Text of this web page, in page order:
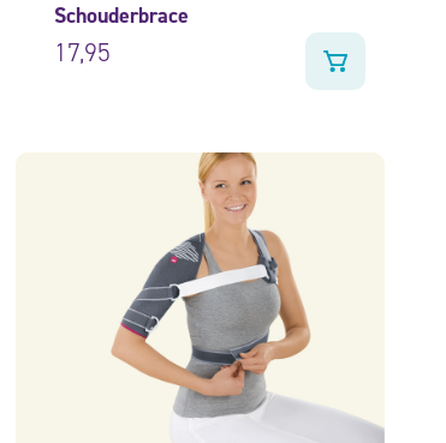
Schouderbrace
17,95